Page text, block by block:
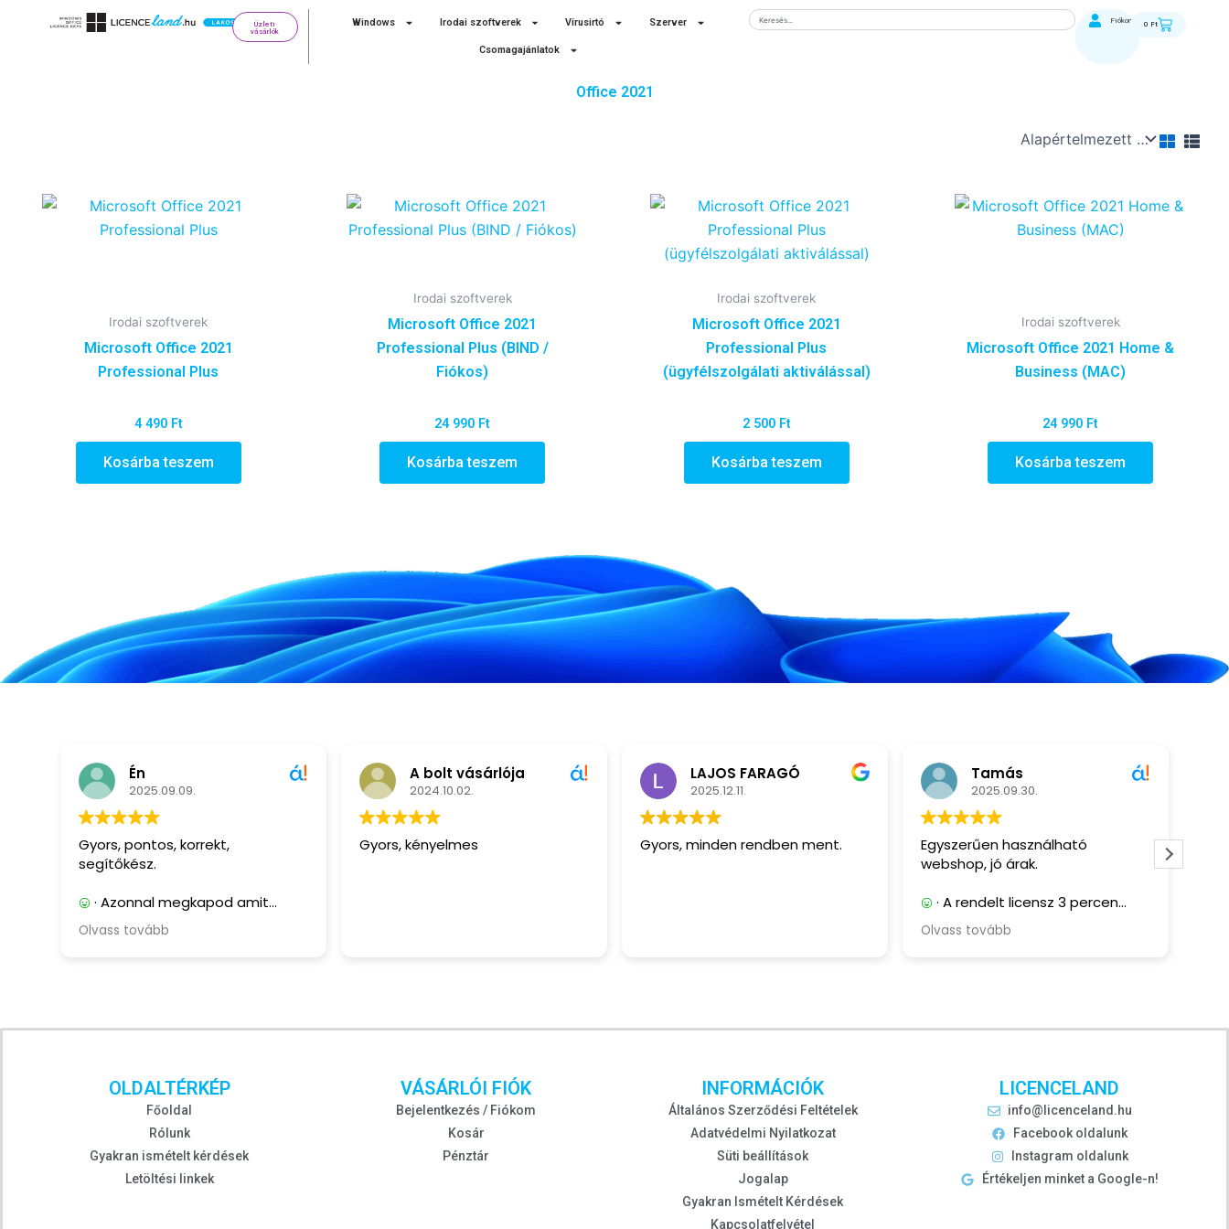
Üzleti
vásárlók
Windows Irodai szoftverek Vírusirtó Szerver
Csomagajánlatok
Keresés Fiókom 0 FtKosár
Office 2021
Irodai szoftverek
Microsoft Office 2021
Professional Plus
4 490 Ft
Kosárba teszem
Irodai szoftverek
Microsoft Office 2021
Professional Plus (BIND /
Fiókos)
24 990 Ft
Kosárba teszem
Irodai szoftverek
Microsoft Office 2021
Professional Plus
(ügyfélszolgálati aktiválással)
2 500 Ft
Kosárba teszem
Irodai szoftverek
Microsoft Office 2021 Home &
Business (MAC)
24 990 Ft
Kosárba teszem
Én
2025.09.09.
Gyors, pontos, korrekt,
segítőkész.
· Azonnal megkapod amit
vásárolsz, szállítási költségek
nélkül. Nagyon segítőkész, és
Olvass tovább
A bolt vásárlója
2024.10.02.
Gyors, kényelmes
LAJOS FARAGÓ
2025.12.11.
Gyors, minden rendben ment.
Tamás
2025.09.30.
Egyszerűen használható
webshop, jó árak.
· A rendelt licensz 3 percen
belül megérkezett, letöltési
linkekkel együtt.
Olvass tovább
OLDALTÉRKÉP
Főoldal
Rólunk
Gyakran ismételt kérdések
Letöltési linkek
VÁSÁRLÓI FIÓK
Bejelentkezés / Fiókom
Kosár
Pénztár
INFORMÁCIÓK
Általános Szerződési Feltételek
Adatvédelmi Nyilatkozat
Süti beállítások
Jogalap
Gyakran Ismételt Kérdések
Kapcsolatfelvétel
LICENCELAND
info@licenceland.hu
Facebook oldalunk
Instagram oldalunk
Értékeljen minket a Google-n!